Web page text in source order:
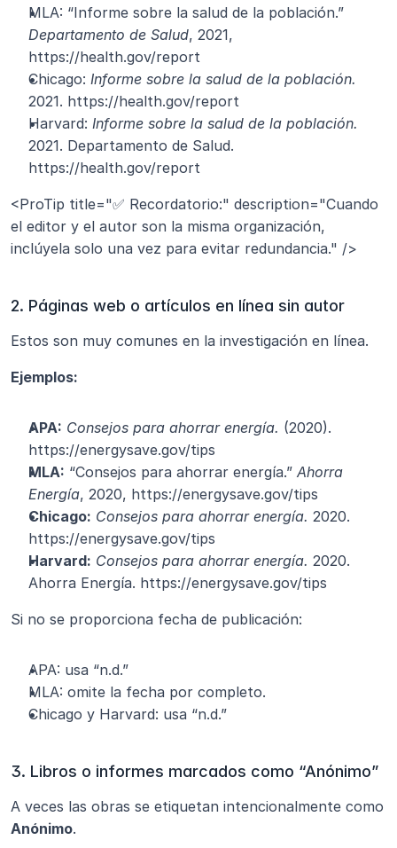
Departamento de Salud, 2021,
https://health.gov/report
Chicago: Informe sobre la salud de la población.
2021. https://health.gov/report
Harvard: Informe sobre la salud de la población.
2021. Departamento de Salud.
https://health.gov/report
<ProTip title="✅ Recordatorio:" description="Cuando
el editor y el autor son la misma organización,
inclúyela solo una vez para evitar redundancia." />
2. Páginas web o artículos en línea sin autor
Estos son muy comunes en la investigación en línea.
Ejemplos:
APA: Consejos para ahorrar energía. (2020).
https://energysave.gov/tips
MLA: “Consejos para ahorrar energía.” Ahorra
Energía, 2020, https://energysave.gov/tips
Chicago: Consejos para ahorrar energía. 2020.
https://energysave.gov/tips
Harvard: Consejos para ahorrar energía. 2020.
Ahorra Energía. https://energysave.gov/tips
Si no se proporciona fecha de publicación:
APA: usa “n.d.”
MLA: omite la fecha por completo.
Chicago y Harvard: usa “n.d.”
3. Libros o informes marcados como “Anónimo”
Anónimo.